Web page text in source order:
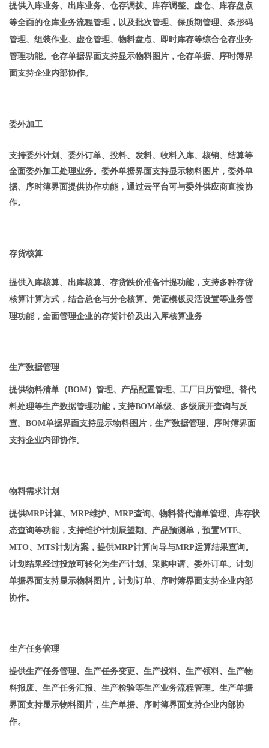
提供入库业务、出库业务、仓存调拨、库存调整、虚仓、库存盘点
等全面的仓库业务流程管理，以及批次管理、保质期管理、条形码
管理、组装作业、虚仓管理、物料盘点、即时库存等综合仓存业务
管理功能。仓存单据界面支持显示物料图片，仓存单据、序时簿界
面支持企业内部协作。
委外加工
支持委外计划、委外订单、投料、发料、收料入库、核销、结算等
全面委外加工处理业务。委外单据界面支持显示物料图片，委外单
据、序时簿界面提供协作功能，通过云平台可与委外供应商直接协
作。
存货核算
提供入库核算、出库核算、存货跌价准备计提功能，支持多种存货
核算计算方式，结合总仓与分仓核算、凭证模板灵活设置等业务管
理功能，全面管理企业的存货计价及出入库核算业务
生产数据管理
提供物料清单（BOM）管理、产品配置管理、工厂日历管理、替代
料处理等生产数据管理功能，支持BOM单级、多级展开查询与反
查。BOM单据界面支持显示物料图片，生产数据管理、序时簿界面
支持企业内部协作。
物料需求计划
提供MRP计算、MRP维护、MRP查询、物料替代清单管理、库存状
态查询等功能，支持维护计划展望期、产品预测单，预置MTE、
MTO、MTS计划方案，提供MRP计算向导与MRP运算结果查询。
计划结果经过投放可转化为生产计划、采购申请、委外订单。计划
单据界面支持显示物料图片，计划订单、序时簿界面支持企业内部
协作。
生产任务管理
提供生产任务管理、生产任务变更、生产投料、生产领料、生产物
料报废、生产任务汇报、生产检验等生产业务流程管理。生产单据
界面支持显示物料图片，生产单据、序时簿界面支持企业内部协
作。